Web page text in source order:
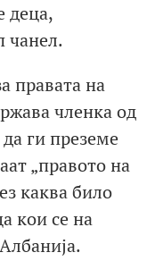
деца,
чанел.
правата на
членка од
ги преземе
„правото на
каква било
кои се на